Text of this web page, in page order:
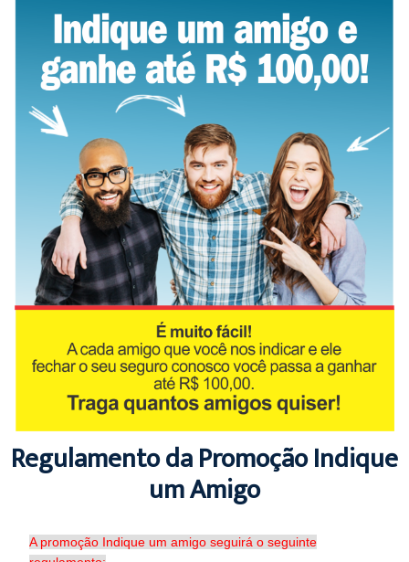
Regulamento da Promoção Indique
um Amigo
A promoção Indique um amigo seguirá o seguinte